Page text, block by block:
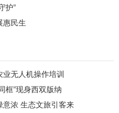
护”
惠民生
无人机操作培训
框”现身西双版纳
浓 生态文旅引客来